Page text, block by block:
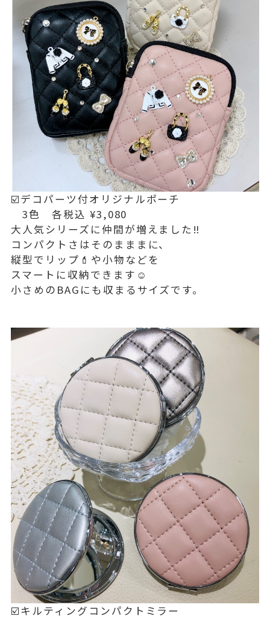
☑️デコパーツ付オリジナルポーチ
3色 各税込 ¥3,080
大人気シリーズに仲間が増えました‼️
コンパクトさはそのまままに、
縦型でリップ💄や小物などを
スマートに収納できます☺️
小さめのBAGにも収まるサイズです。
☑️キルティングコンパクトミラー